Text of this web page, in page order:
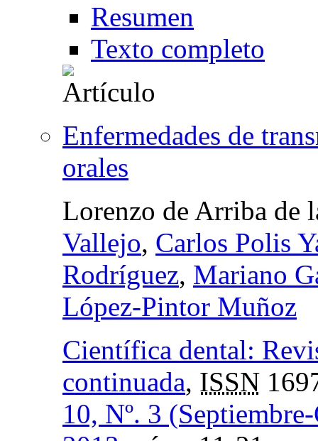
Resumen
Texto completo
Enfermedades de
orales
Lorenzo de Arriba de
Vallejo, Carlos Polis
Rodríguez, Mariano
López-Pintor Muñoz
Científica dental:
continuada, ISSN
10, Nº. 3